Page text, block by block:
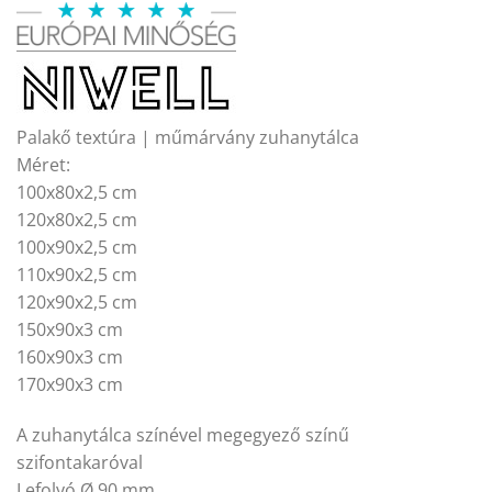
Palakő textúra | műmárvány zuhanytálca
Méret:
100x80x2,5 cm
120x80x2,5 cm
100x90x2,5 cm
110x90x2,5 cm
120x90x2,5 cm
150x90x3 cm
160x90x3 cm
170x90x3 cm
A zuhanytálca színével megegyező színű
szifontakaróval